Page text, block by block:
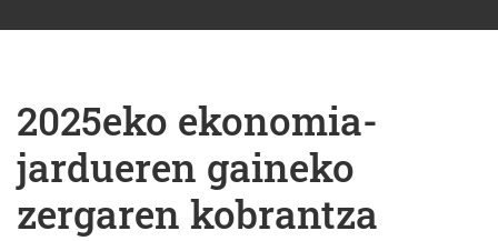
2025eko ekonomia-
jardueren gaineko
zergaren kobrantza